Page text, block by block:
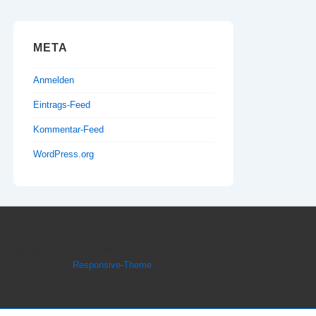
META
Anmelden
Eintrags-Feed
Kommentar-Feed
WordPress.org
Responsive-Theme